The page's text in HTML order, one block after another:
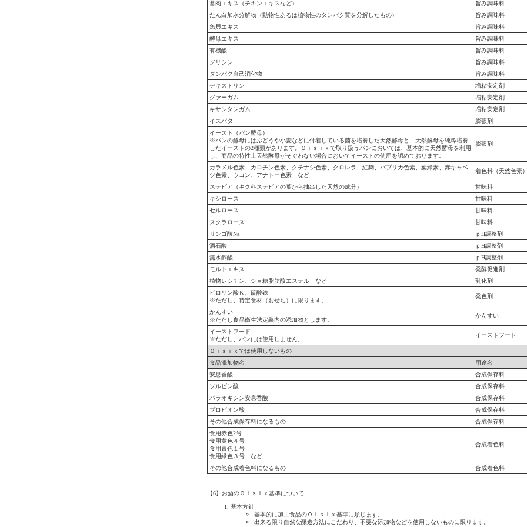
蓄肉エキス（チキンエキスなど）
旨み調味料
たん白加水分解物（動物性あるは植物性のタンパク質を分解したもの）
旨み調味料
魚貝エキス
旨み調味料
酵母エキス
旨み調味料
有機酸
旨み調味料
グリシン
旨み調味料
タンパク自己消化物
旨み調味料
デキストリン
増粘安定剤
グァーガム
増粘安定剤
キサンタンガム
増粘安定剤
イスパタ
膨張剤
イースト（パン酵母）
※パンの酵母にはぶどうや小麦などに付着している菌を培養した天然酵母と、天然酵母を純粋培養
したイーストの2種類があります。Ｏｉｓｉｘで取り扱うパンにおいては、基本的に天然酵母を利用
し、商品の特性上天然酵母がそぐわない場合においてイーストの使用を認めております。
膨張剤
カラメル色素、カロチン色素、クチナシ色素、クロレラ、紅麹、パプリカ色素、葉緑素、赤キャベ
ツ色素、ウコン、アナトー色素 など
着色料（天然色素
ステビア（キク科ステビアの葉から抽出した天然の成分）
甘味料
キシロース
甘味料
セルロース
甘味料
スクラロース
甘味料
リンゴ酸Na
ｐH調整剤
酒石酸
ｐH調整剤
無水酢酸
ｐH調整剤
モルトエキス
発酵促進剤
植物レシチン、ショ糖脂肪酸エステル など
乳化剤
ピロリン酸Ｋ、硫酸鉄
※ただし、特定食材（おせち）に限ります。
発色剤
かんすい
※ただし食品衛生法定義内の添加物とします。
かんすい
イーストフード
※ただし、パンには使用しません。
イーストフード
Ｏｉｓｉｘでは使用しないもの
食品添加物名
用途名
安息香酸
合成保存料
ソルビン酸
合成保存料
パラオキシン安息香酸
合成保存料
プロピオン酸
合成保存料
その他合成保存料になるもの
合成保存料
食用赤色2号
食用黄色４号
食用青色１号
食用緑色３号 など
合成着色料
その他合成着色料になるもの 合成着色料
【6】お酒のＯｉｓｉｘ基準について
基本方針
基本的に加工食品のＯｉｓｉｘ基準に順じます。
出来る限り自然な醸造方法にこだわり、不要な添加物などを使用しないものに限ります。